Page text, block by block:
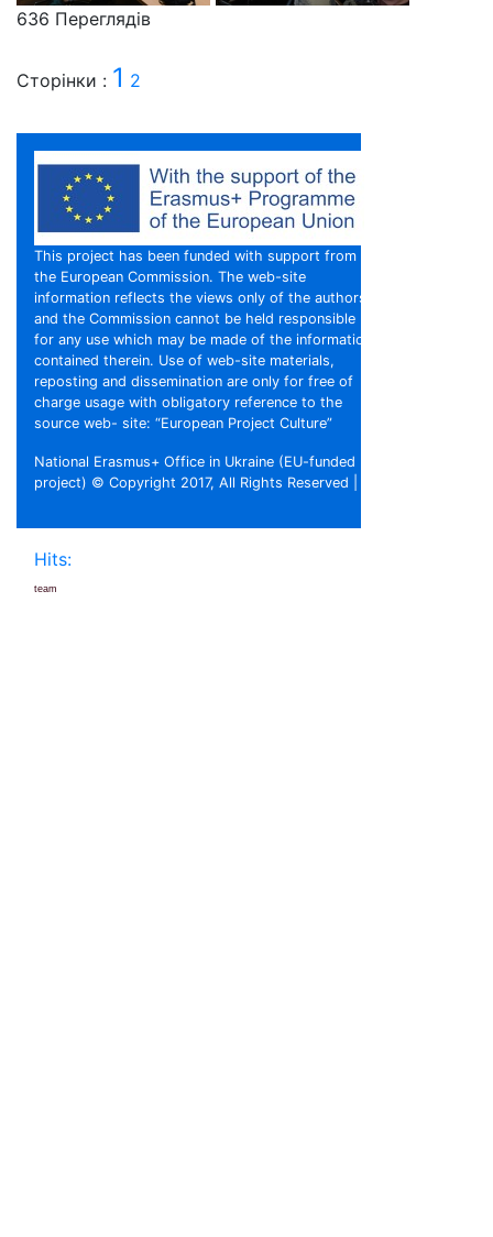
636 Пере­гля­дів
Сторінки : 1 2
This project has been funded with support from
the European Commission. The web-site
information reflects the views only of the authors,
and the Commission cannot be held responsible
for any use which may be made of the information
contained therein. Use of web-site materials,
reposting and dissemination are only for free of
charge usage with obligatory reference to the
source web- site: “European Project Culture”
National Erasmus+ Office in Ukraine (EU-funded
project) © Copyright 2017, All Rights Reserved |
Hits:
team